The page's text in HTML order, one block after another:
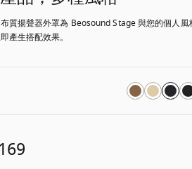
質揚聲器外罩為 Beosound Stage 與您的個人風
產生搭配效果。